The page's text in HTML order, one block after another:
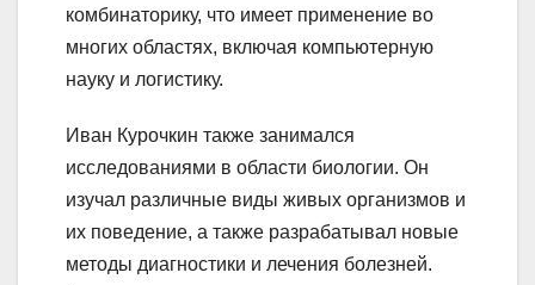
комбинаторику, что имеет применение во
многих областях, включая компьютерную
науку и логистику.
Иван Курочкин также занимался
исследованиями в области биологии. Он
изучал различные виды живых организмов и
их поведение, а также разрабатывал новые
методы диагностики и лечения болезней.